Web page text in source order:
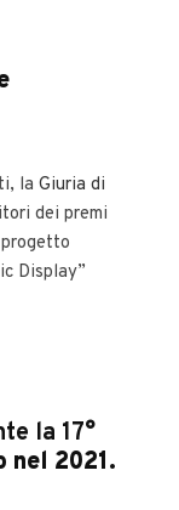
la Giuria di
dei premi
Display”
la 17°
nel 2021.